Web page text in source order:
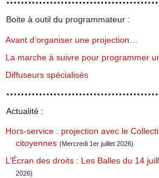
Boite à outil du programmateur :
Avant d’organiser une projection…
La marche à suivre pour programmer
Diffuseurs spécialisés
Actualité :
Hors-service : projection avec le
citoyennes (Mercredi 1er juillet 2026)
L’Écran des droits : Les Balles du 14
2026)